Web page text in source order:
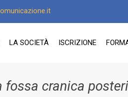
LA SOCIETÀ ISCRIZIONE
fossa cranica